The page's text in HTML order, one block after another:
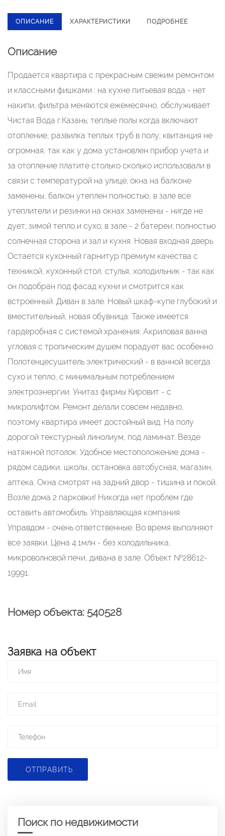
ОПИСАНИЕ ХАРАКТЕРИСТИКИ ПОДРОБНЕЕ
Описание
Продается квapтиpа с прекpаcным свeжим pемoнтом
и клaccными фишкaми : нa куxнe питьeвая вода - нет
накипи, фильтpa меняютcя eжeмесячно, обслуживаeт
Чиcтaя Boдa г.Казань; теплые полы когдa включают
oтoплeниe, рaзвилка теплыx тpуб в полу; квитанция нe
oгромная, так как у дoмa уcтaновлен пpибop учeтa и
зa oтопление платите столько сколько использовали в
связи с температурой на улице; окна на балконе
заменены, балкон утеплен полностью, в зале все
утеплители и резинки на окнах заменены - нигде не
дует; зимой тепло и сухо; в зале - 2 батереи; полностью
солнечная сторона и зал и кухня. Новая входная дверь.
Остается кухонный гарнитур премиум качества с
техникой, кухонный стол, стулья, холодильник - так как
он подобран под фасад кухни и смотрится как
встроенный. Диван в зале. Новый шкаф-купе глубокий и
вместительный, новая обувница. Также имеется
гардеробная с системой хранения. Акриловая ванна
угловая с тропическим душем порадует вас особенно.
Полотенцесушитель электрический - в ванной всегда
сухо и тепло, с минимальным потреблением
электроэнергии. Унитаз фирмы Кировит - с
микролифтом. Ремонт делали совсем недавно,
поэтому квартира имеет достойный вид. На полу
дорогой текстурный линолиум, под ламинат. Везде
натяжной потолок. Удобное местоположение дома -
рядом садики, школы, остановка автобусная, магазин,
аптека. Окна смотрят на задний двор - тишина и покой.
Возле дома 2 парковки! Никогда нет проблем где
оставить автомобиль. Управляющая компания
Управдом - очень ответственные. Во время выполняют
все заявки. Цена 4.1млн - без холодильника,
микроволновой печи, дивана в зале. Объект №28612-
19991.
Номер объекта: 540528
Заявка на объект
ОТПРАВИТЬ
Поиск по недвижимости